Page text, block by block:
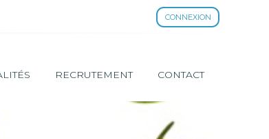
CONNEXION
RECRUTEMENT CONTACT